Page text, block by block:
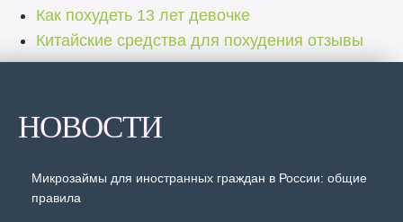
Как похудеть 13 лет девочке
Китайские средства для похудения отзывы
НОВОСТИ
Микрозаймы для иностранных граждан в России: общие
правила